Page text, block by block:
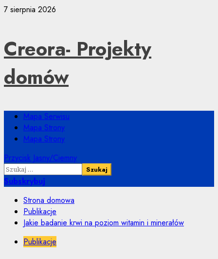
Przejdź
7 sierpnia 2026
Creora- Projekty
domów
Menu
główne
Mapa Serwisu
Mapa Strony
Mapa Strony
Przycisk Jasny/Ciemny
Szukaj:
Subskrybuj
Strona domowa
Publikacje
Jakie badanie krwi na poziom witamin i minerałów
Publikacje